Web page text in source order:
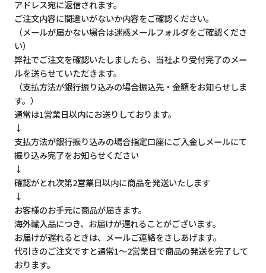
アドレス宛に返信されます。
ご注文内容に間違いがないか内容をご確認ください。
（メールが届かない場合は迷惑メールフォルダをご確認くださ
い）
弊社でご注文を確認いたしましたら、当社より受付完了のメー
ルを送らせていただきます。
（支払方法が銀行振り込みの場合振込先・金額をお知らせしま
す。）
通常は1営業日以内にお送りしております。
↓
支払方法が銀行振り込みの場合指定口座にご入金しメールにて
振り込み完了をお知らせください
↓
確認がとれ次第2営業日以内に商品を発送いたします
↓
お客様のお手元に商品が届きます。
海外輸入品につき、お届けが遅れることがございます。
お届けが遅れるときは、メールご連絡をさしあげます。
代引きのご注文ですと通常1～2営業日で商品の発送を完了して
おります。